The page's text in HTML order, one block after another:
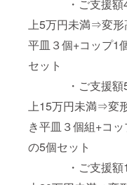
・ご支援額4
上5万円未満⇒変形
平皿３個+コップ1
セット
・ご支援額5
上15万円未満⇒変
き平皿３個組+コ
の5個セット
・ご支援額